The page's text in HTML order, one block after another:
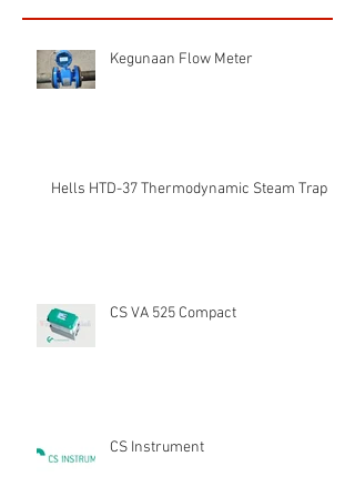
Kegunaan Flow Meter
Hells HTD-37 Thermodynamic Steam Trap
CS VA 525 Compact
CS Instrument